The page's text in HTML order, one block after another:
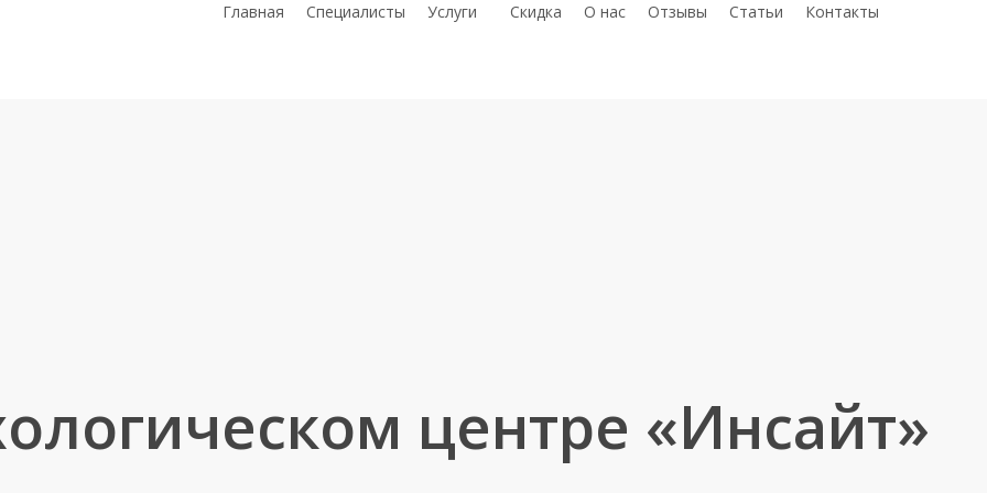
Главная Специалисты Услуги Скидка О нас Отзывы Статьи Контакты
центре «Инсайт»